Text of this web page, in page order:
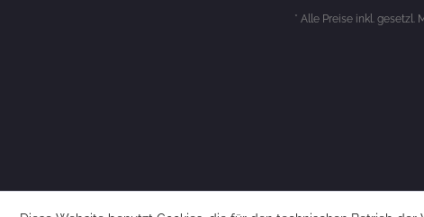
* Alle Preise inkl. gesetzl.